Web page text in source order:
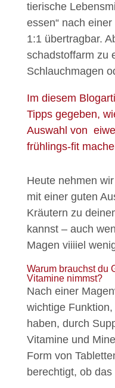
tierische
essen“ nach
1:1 übertragbar.
schadstoffarm zu
Schlauchmagen
Im diesem
Tipps gegeben,
Auswahl von
frühlings-fit
Heute nehmen
mit einer guten
Kräutern zu
kannst – auch
Magen viiiiel
Warum brauchst du
Vitamine nimmst?
Nach einer
wichtige
haben, durch
Vitamine und
Form von
berechtigt, ob